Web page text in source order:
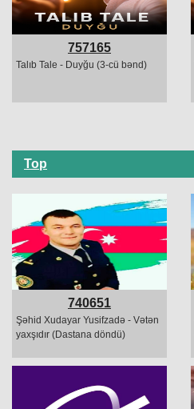
757165
Talıb Tale - Duyğu (3-cü bənd)
Top
740651
Şəhid Xudayar Yusifzadə - Vətən
yaxşıdır (Dastana döndü)